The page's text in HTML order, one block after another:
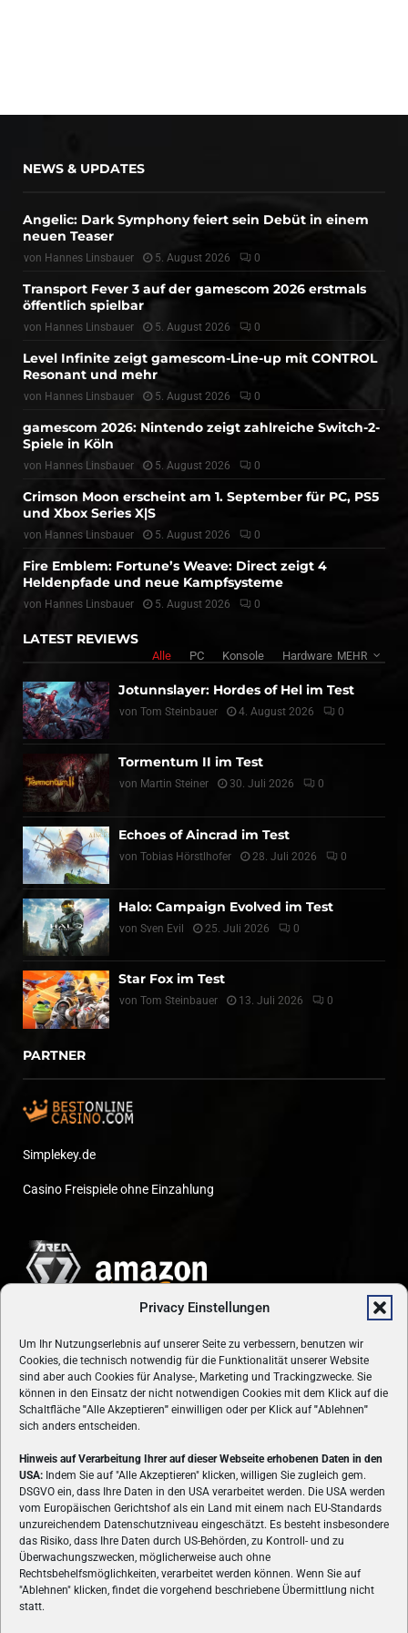
Privacy Einstellungen
Um Ihr Nutzungserlebnis auf unserer Seite zu verbessern, benutzen wir
Cookies, die technisch notwendig für die Funktionalität unserer Website
sind aber auch Cookies für Analyse-, Marketing und Trackingzwecke. Sie
können in den Einsatz der nicht notwendigen Cookies mit dem Klick auf die
Schaltfläche "Alle Akzeptieren" einwilligen oder per Klick auf"Ablehnen"
sich anders entscheiden.
Hinweis auf Verarbeitung Ihrer auf dieser Webseite erhobenen Daten in den
USA: Indem Sie auf "Alle Akzeptieren" klicken, willigen Sie zugleich gem.
DSGVO ein, dass Ihre Daten in den USA verarbeitet werden. Die USA werden
vom Europäischen Gerichtshof als ein Land mit einem nach EU-Standards
unzureichendem Datenschutzniveau eingeschätzt. Es besteht insbesondere
das Risiko, dass Ihre Daten durch US-Behörden, zu Kontroll- und zu
Überwachungszwecken, möglicherweise auch ohne
Rechtsbehelfsmöglichkeiten, verarbeitet werden können. Wenn Sie auf
"Ablehnen" klicken, findet die vorgehend beschriebene Übermittlung nicht
statt.
NEWS & UPDATES
Angelic: Dark Symphony feiert sein Debüt in einem
neuen Teaser
von Hannes Linsbauer 5. August 2026 0
Transport Fever 3 auf der gamescom 2026 erstmals
öffentlich spielbar
von Hannes Linsbauer 5. August 2026 0
Level Infinite zeigt gamescom-Line-up mit CONTROL
Resonant und mehr
von Hannes Linsbauer 5. August 2026 0
gamescom 2026: Nintendo zeigt zahlreiche Switch-2-
Spiele in Köln
von Hannes Linsbauer 5. August 2026 0
Crimson Moon erscheint am 1. September für PC, PS5
und Xbox Series X|S
von Hannes Linsbauer 5. August 2026 0
Fire Emblem: Fortune’s Weave: Direct zeigt 4
Heldenpfade und neue Kampfsysteme
von Hannes Linsbauer 5. August 2026 0
LATEST REVIEWS
Alle PC Konsole Hardware MEHR
Jotunnslayer: Hordes of Hel im Test
von Tom Steinbauer 4. August 2026 0
Tormentum II im Test
von Martin Steiner 30. Juli 2026 0
Echoes of Aincrad im Test
von Tobias Hörstlhofer 28. Juli 2026 0
Halo: Campaign Evolved im Test
von Sven Evil 25. Juli 2026 0
Star Fox im Test
von Tom Steinbauer 13. Juli 2026 0
PARTNER
Simplekey.de
Casino Freispiele ohne Einzahlung
ÜBER UNS
VON GAMERN, FÜR GAMER! Gamers.at ist das älteste Online-
Spielemagazin Österreichs und bringt täglich aktuelle News,
Reviews und Videos zu PC- und Konsolenspielen, Gaming-
Hardware und aus der Welt des e-Sport's.